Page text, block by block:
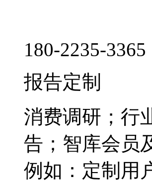
180-2235-3365
报告定制
消费调研；行
告；智库会员
例如：定制用